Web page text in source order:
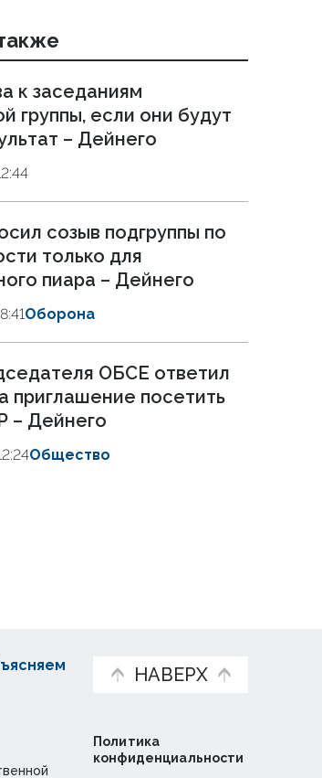
к заседаниям
группы, если они будут
– Дейнего
созыв подгруппы по
только для
пиара – Дейнего
Оборона
ОБСЕ ответил
приглашение посетить
– Дейнего
Общество
НАВЕРХ
Политика
конфиденциальности